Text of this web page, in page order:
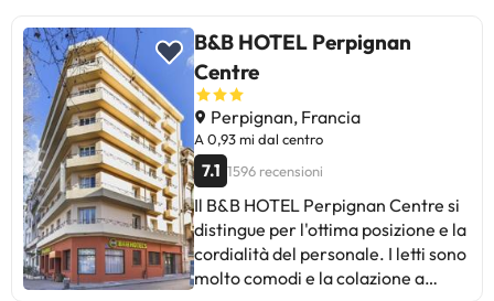
migliorare, come la mancanza di un
ascensore e problemi con il Wi-Fi.
Nonostante alcune critiche
specifiche, nel complesso è un
hotel accettabile per soggiorni
brevi. Ideale per i viaggiatori che
cercano una soluzione semplice e
pratica. Il rapporto qualità-prezzo
è adeguato, ma è consigliabile
valutare dettagli come il comfort
delle strutture e i servizi di base.
B&B HOTEL Perpignan
Centre
Perpignan, Francia
A 0,93 mi dal centro
7.1 1596 recensioni
Il B&B HOTEL Perpignan Centre si
distingue per l'ottima posizione e la
cordialità del personale. I letti sono
molto comodi e la colazione a